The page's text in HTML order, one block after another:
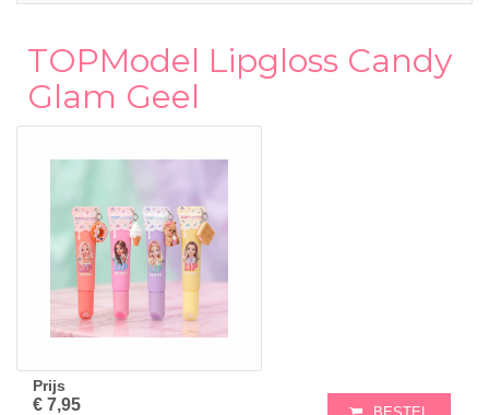
TOPModel Lipgloss Candy
Glam Geel
Prijs
€ 7,95